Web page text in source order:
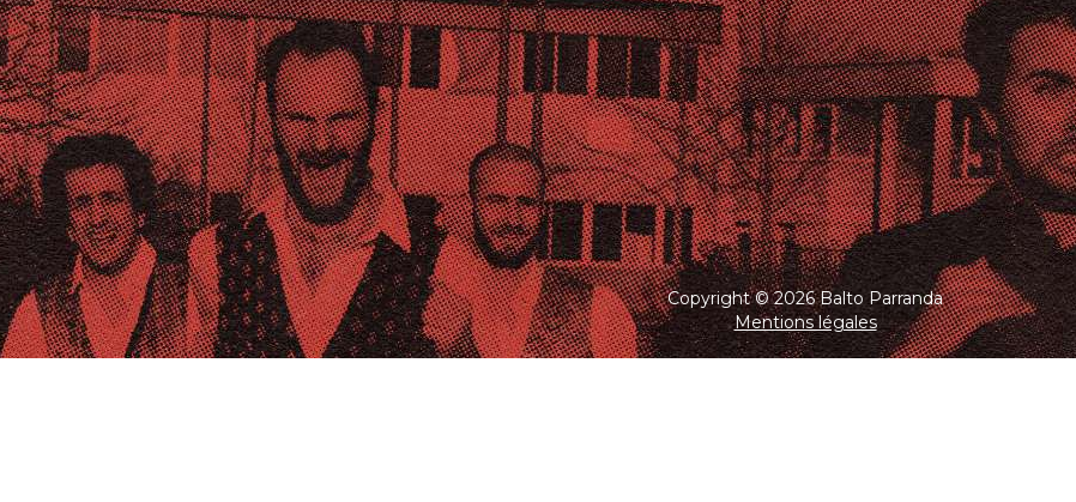
Copyright © 2026 Balto Parranda
Mentions légales